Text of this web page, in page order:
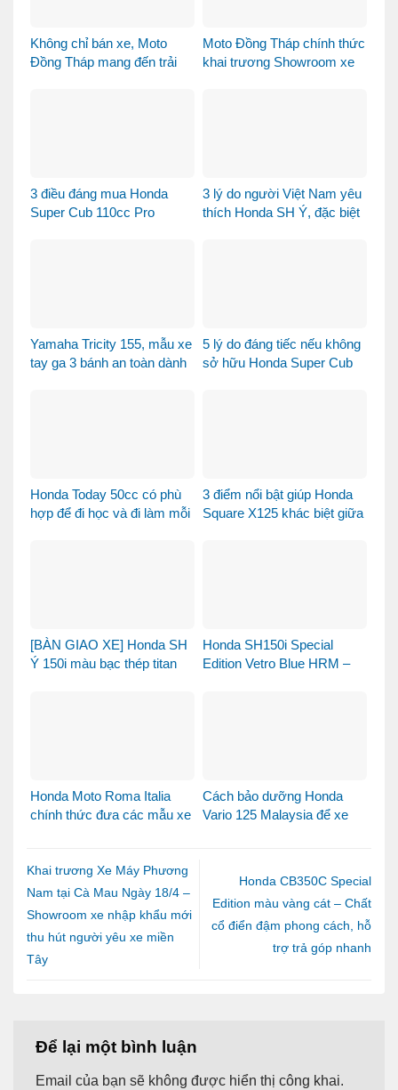
Không chỉ bán xe, Moto
Đồng Tháp mang đến trải
Moto Đồng Tháp chính thức
khai trương Showroom xe
3 điều đáng mua Honda
Super Cub 110cc Pro
3 lý do người Việt Nam yêu
thích Honda SH Ý, đặc biệt
Yamaha Tricity 155, mẫu xe
tay ga 3 bánh an toàn dành
5 lý do đáng tiếc nếu không
sở hữu Honda Super Cub
Honda Today 50cc có phù
hợp để đi học và đi làm mỗi
3 điểm nổi bật giúp Honda
Square X125 khác biệt giữa
[BÀN GIAO XE] Honda SH
Ý 150i màu bạc thép titan
Honda SH150i Special
Edition Vetro Blue HRM –
Honda Moto Roma Italia
chính thức đưa các mẫu xe
Cách bảo dưỡng Honda
Vario 125 Malaysia để xe
Khai trương Xe Máy Phương
Nam tại Cà Mau Ngày 18/4 –
Showroom xe nhập khẩu mới
thu hút người yêu xe miền
Tây
Honda CB350C Special
Edition màu vàng cát – Chất
cổ điển đậm phong cách, hỗ
trợ trả góp nhanh
Để lại một bình luận
Email của bạn sẽ không được hiển thị công khai.